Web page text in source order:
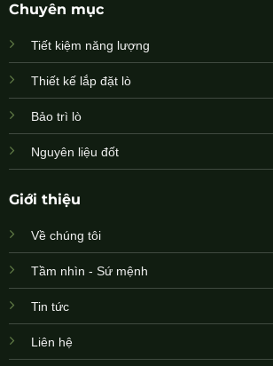
Chuyên mục
Tiết kiệm năng lượng
Thiết kế lắp đặt lò
Bảo trì lò
Nguyên liệu đốt
Giới thiệu
Về chúng tôi
Tầm nhìn - Sứ mệnh
Tin tức
Liên hệ